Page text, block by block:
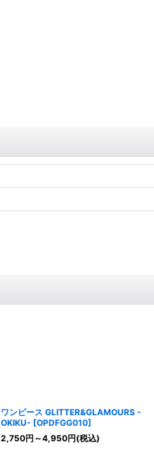
ワンピース GLITTER&GLAMOURS -
OKIKU- [OPDFGG010]
2,750円 ～4,950円(税込)